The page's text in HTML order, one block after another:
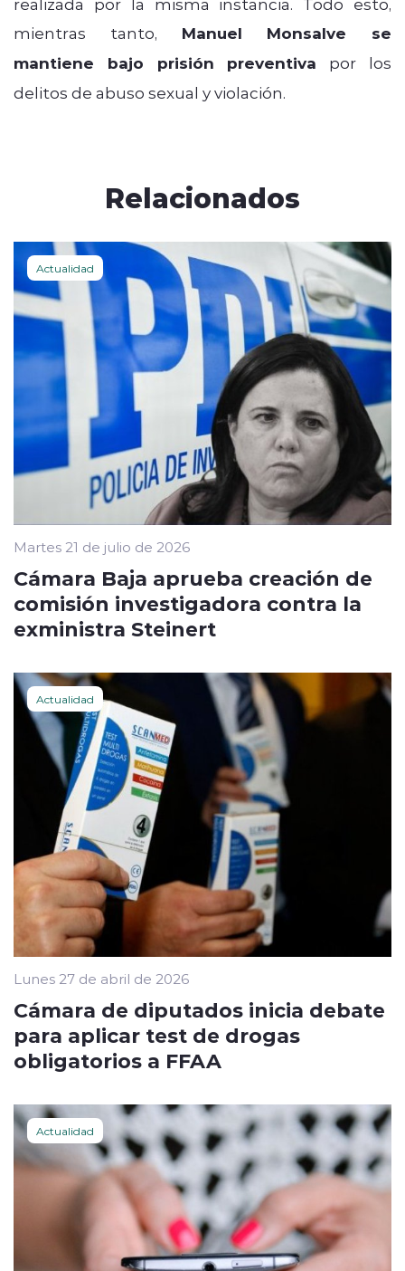
mientras tanto, Manuel Monsalve se
mantiene bajo prisión preventiva por los
delitos de abuso sexual y violación.
Relacionados
Actualidad
Martes 21 de julio de 2026
Cámara Baja aprueba creación de
comisión investigadora contra la
exministra Steinert
Actualidad
Lunes 27 de abril de 2026
Cámara de diputados inicia debate
para aplicar test de drogas
obligatorios a FFAA
Actualidad